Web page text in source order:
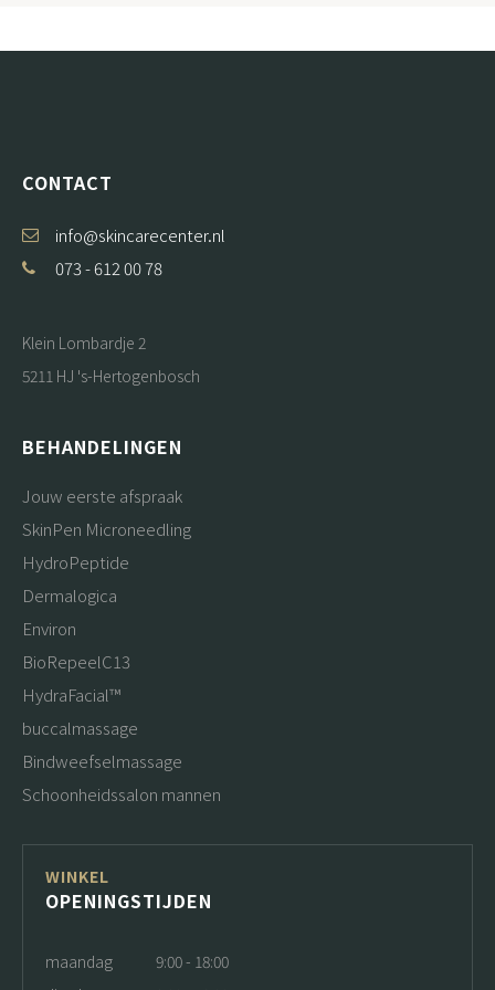
CONTACT
info@skincarecenter.nl
073 - 612 00 78
Klein Lombardje 2
5211 HJ 's-Hertogenbosch
BEHANDELINGEN
Jouw eerste afspraak
SkinPen Microneedling
HydroPeptide
Dermalogica
Environ
BioRepeelC13
HydraFacial™
buccalmassage
Bindweefselmassage
Schoonheidssalon mannen
WINKEL
OPENINGSTIJDEN
maandag
9:00 - 18:00